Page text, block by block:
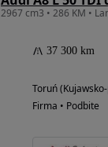
37 300 km
Toruń
Firma • Podbite